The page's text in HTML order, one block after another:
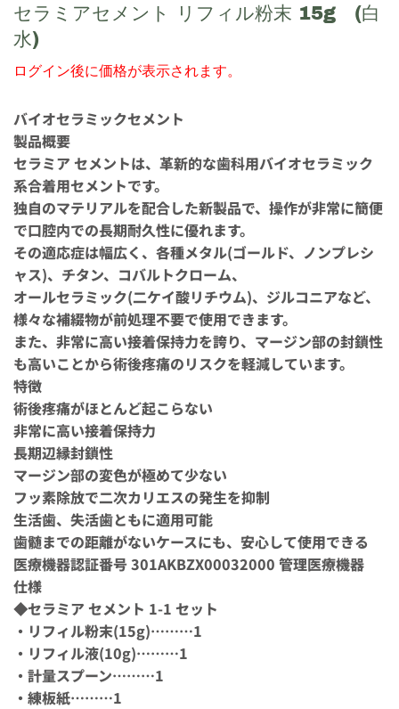
セラミアセメント リフィル粉末 15g (白
水)
ログイン後に価格が表示されます。
バイオセラミックセメント
製品概要
セラミア セメントは、革新的な歯科用バイオセラミック
系合着用セメントです。
独自のマテリアルを配合した新製品で、操作が非常に簡便
で口腔内での長期耐久性に優れます。
その適応症は幅広く、各種メタル(ゴールド、ノンプレシ
ャス)、チタン、コバルトクローム、
オールセラミック(二ケイ酸リチウム)、ジルコニアなど、
様々な補綴物が前処理不要で使用できます。
また、非常に高い接着保持力を誇り、マージン部の封鎖性
も高いことから術後疼痛のリスクを軽減しています。
特徴
術後疼痛がほとんど起こらない
非常に高い接着保持力
長期辺縁封鎖性
マージン部の変色が極めて少ない
フッ素除放で二次カリエスの発生を抑制
生活歯、失活歯ともに適用可能
歯髄までの距離がないケースにも、安心して使用できる
医療機器認証番号 301AKBZX00032000 管理医療機器
仕様
◆セラミア セメント 1-1 セット
・リフィル粉末(15g)………1
・リフィル液(10g)………1
・計量スプーン………1
・練板紙………1